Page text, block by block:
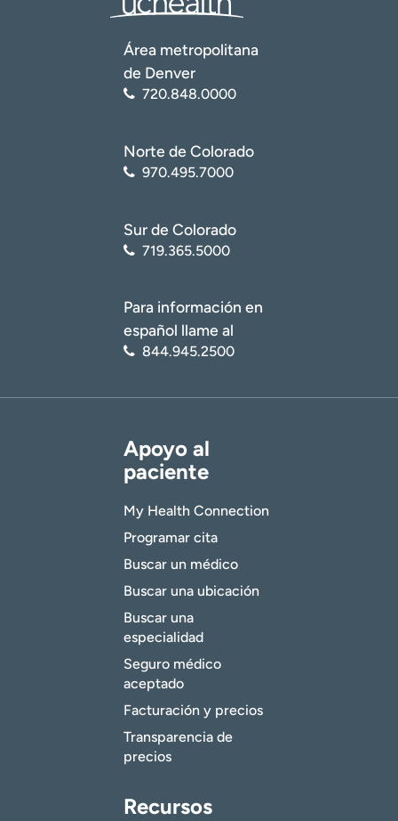
Área metropolitana
de Denver
720.848.0000
Norte de Colorado
970.495.7000
Sur de Colorado
719.365.5000
Para información en
español llame al
844.945.2500
Apoyo al
paciente
My Health Connection
Programar cita
Buscar un médico
Buscar una ubicación
Buscar una
especialidad
Seguro médico
aceptado
Facturación y precios
Transparencia de
precios
Recursos